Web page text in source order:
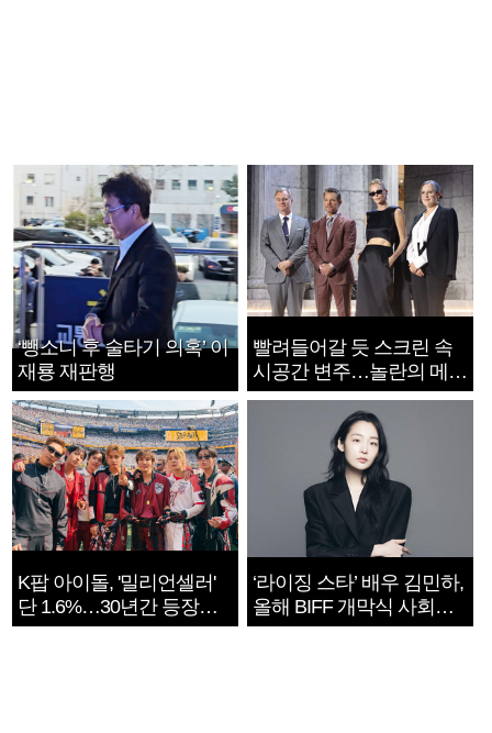
‘뺑소니 후 술타기 의혹’ 이
재룡 재판행
빨려들어갈 듯 스크린 속
시공간 변주…놀란의 메시
지는 ‘전쟁 속죄’
K팝 아이돌, '밀리언셀러'
단 1.6%…30년간 등장
1182개팀 전수조사
‘라이징 스타’ 배우 김민하,
올해 BIFF 개막식 사회자
확정